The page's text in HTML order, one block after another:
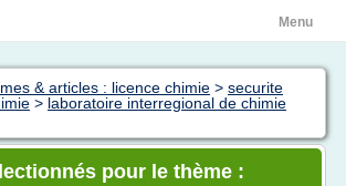
Menu
& articles : licence chimie > securite
> laboratoire interregional de chimie
pour le thème :